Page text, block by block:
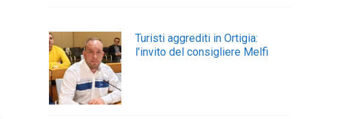
Turisti aggrediti in Ortigia:
l’invito del consigliere Melfi